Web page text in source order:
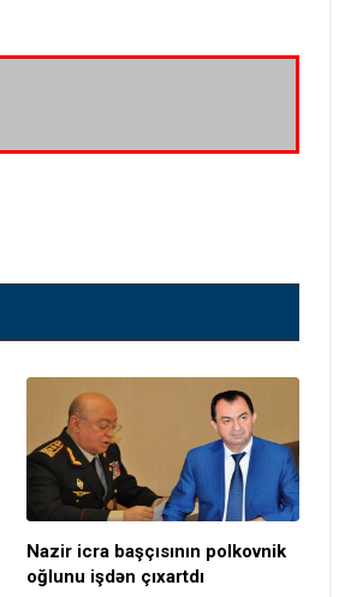
Nazir icra başçısının polkovnik
oğlunu işdən çıxartdı